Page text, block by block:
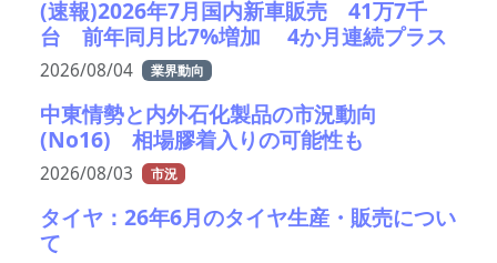
(速報)2026年7月国内新車販売 41万7千
台 前年同月比7%増加 4か月連続プラス
2026/08/04 業界動向
中東情勢と内外石化製品の市況動向
(No16) 相場膠着入りの可能性も
2026/08/03 市況
タイヤ：26年6月のタイヤ生産・販売につい
て